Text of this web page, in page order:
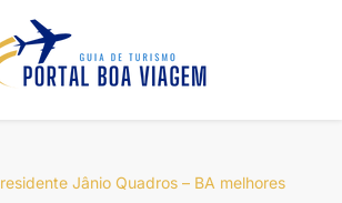
Jânio Quadros – BA melhores